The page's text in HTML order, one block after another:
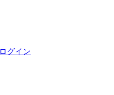
ログイン